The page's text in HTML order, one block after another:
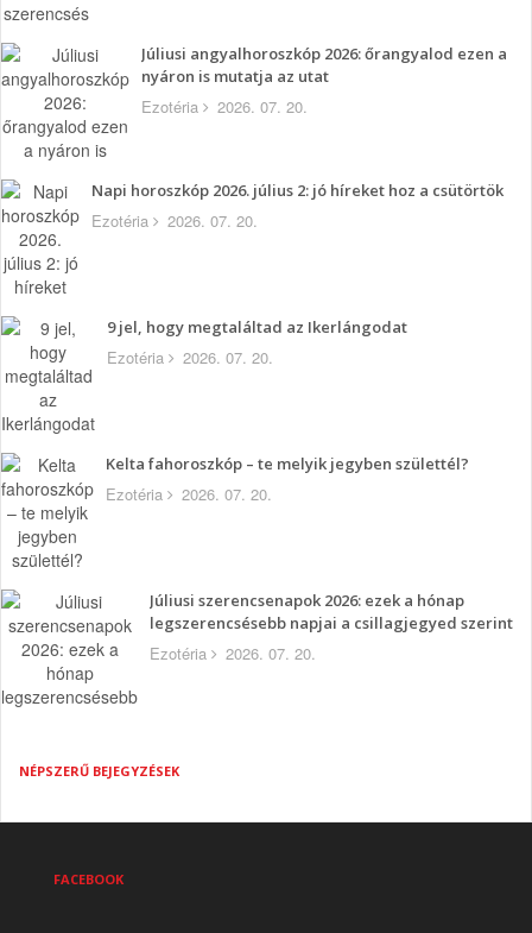
Júliusi angyalhoroszkóp 2026: őrangyalod ezen a
nyáron is mutatja az utat
Ezotéria 2026. 07. 20.
Napi horoszkóp 2026. július 2: jó híreket hoz a csütörtök
Ezotéria 2026. 07. 20.
9 jel, hogy megtaláltad az Ikerlángodat
Ezotéria 2026. 07. 20.
Kelta fahoroszkóp – te melyik jegyben születtél?
Ezotéria 2026. 07. 20.
Júliusi szerencsenapok 2026: ezek a hónap
legszerencsésebb napjai a csillagjegyed szerint
Ezotéria 2026. 07. 20.
NÉPSZERŰ BEJEGYZÉSEK
FACEBOOK